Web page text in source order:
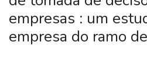
empresas : um
empresa do ramo